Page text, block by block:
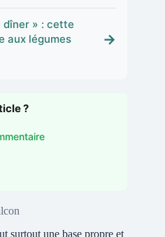
dîner » : cette
aux légumes
→
?
surtout une base propre et